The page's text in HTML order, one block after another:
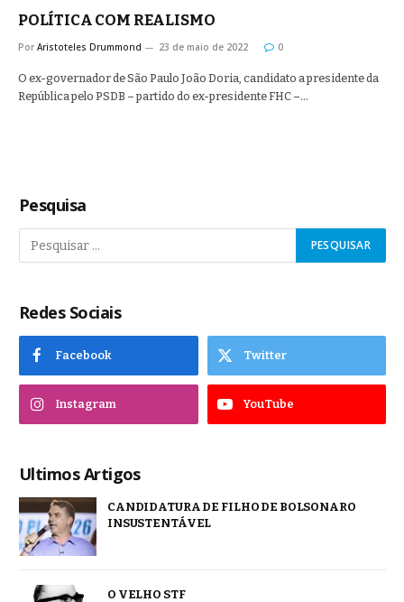
POLÍTICA COM REALISMO
Por Aristoteles Drummond 23 de maio de 2022 0
O ex-governador de São Paulo João Doria, candidato a presidente da
República pelo PSDB – partido do ex-presidente FHC –…
Pesquisa
Redes Sociais
Facebook Twitter
Instagram YouTube
Ultimos Artigos
CANDIDATURA DE FILHO DE BOLSONARO
INSUSTENTÁVEL
O VELHO STF